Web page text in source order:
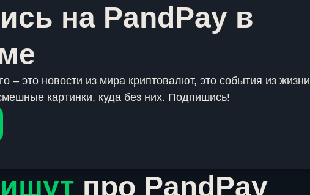
на PandPay в
– это новости из мира криптовалют, это события из жизни
картинки, куда без них. Подпишись!
про PandPay